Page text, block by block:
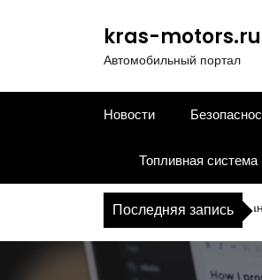
о
р
kras-motors.ru
Автомобильный портал
Новости
Топливная система
Последняя запись
Современное оборудование